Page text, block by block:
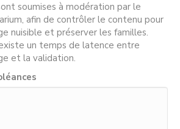
soumises à modération par le
afin de contrôler le contenu pour
nuisible et préserver les familles.
un temps de latence entre
et la validation.